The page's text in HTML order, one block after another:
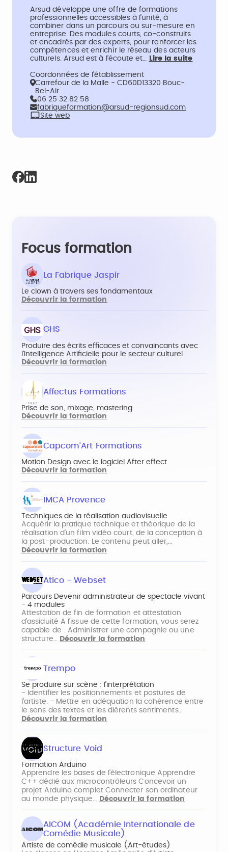
Arsud développe une offre de formations
professionnelles accessibles à l’unité, à
combiner dans un parcours ou sur-mesure en
entreprise. Des modules courts, co-construits
et encadrés par des experts, pour renforcer les
compétences et enrichir le réseau des acteurs
culturels. Arsud est à l’écoute et… Lire la suite
Coordonnées de l’établissement
Carrefour de la Malle - CD60D13320 Bouc-
Bel-Air
06 25 32 82 58
fabriqueformation@arsud-regionsud.com
Site web
Focus formation
La Fabrique Jaspir
Le clown à travers ses fondamentaux
Découvrir la formation
GHS
Produire des écrits efficaces et convaincants avec
l’Intelligence Artificielle pour le secteur culturel
Découvrir la formation
Affectus Formations
Prise de son, mixage, mastering
Découvrir la formation
Capcom'Art Formations
Motion Design avec le logiciel After effect
Découvrir la formation
IMCA Provence
Techniques de la réalisation audiovisuelle
Acquérir la pratique technique et théorique de la
réalisation d’un film vidéo court, de la conception à
la post-production. Le contenu peut aller,…
Découvrir la formation
Atico - Webset
Parcours Devenir administrateur de spectacle vivant
- 4 modules
Attestation de fin de formation et attestation
d'assiduité A l’issue de cette formation, vous serez
capable de : Administrer une compagnie ou une
structure…
Découvrir la formation
Trempo
Se produire sur scène : l’interprétation
- Identifier les positionnements et postures de
l’artiste. - Mettre en adéquation la cohérence entre
le sens des textes et les diérents sentiments…
Découvrir la formation
Structure Void
Formation Arduino
Apprendre les bases de l’électronique Apprendre
C++ dédié aux microcontrôleurs Concevoir un
projet Arduino complet Connecter son ordinateur
au monde physique… Découvrir la formation
AICOM (Académie Internationale de
Comédie Musicale)
Artiste de comédie musicale (Art-études)